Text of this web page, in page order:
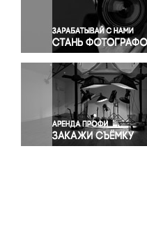
Правосудие
Происшествия и
Религия
Светская жизнь
Спорт
Экология
Экономика и бизнес